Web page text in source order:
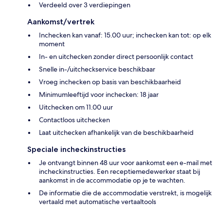
Verdeeld over 3 verdiepingen
Aankomst/vertrek
Inchecken kan vanaf: 15.00 uur; inchecken kan tot: op elk
moment
In- en uitchecken zonder direct persoonlijk contact
Snelle in-/uitcheckservice beschikbaar
Vroeg inchecken op basis van beschikbaarheid
Minimumleeftijd voor inchecken: 18 jaar
Uitchecken om 11.00 uur
Contactloos uitchecken
Laat uitchecken afhankelijk van de beschikbaarheid
Speciale incheckinstructies
Je ontvangt binnen 48 uur voor aankomst een e-mail met
incheckinstructies. Een receptiemedewerker staat bij
aankomst in de accommodatie op je te wachten.
De informatie die de accommodatie verstrekt, is mogelijk
vertaald met automatische vertaaltools